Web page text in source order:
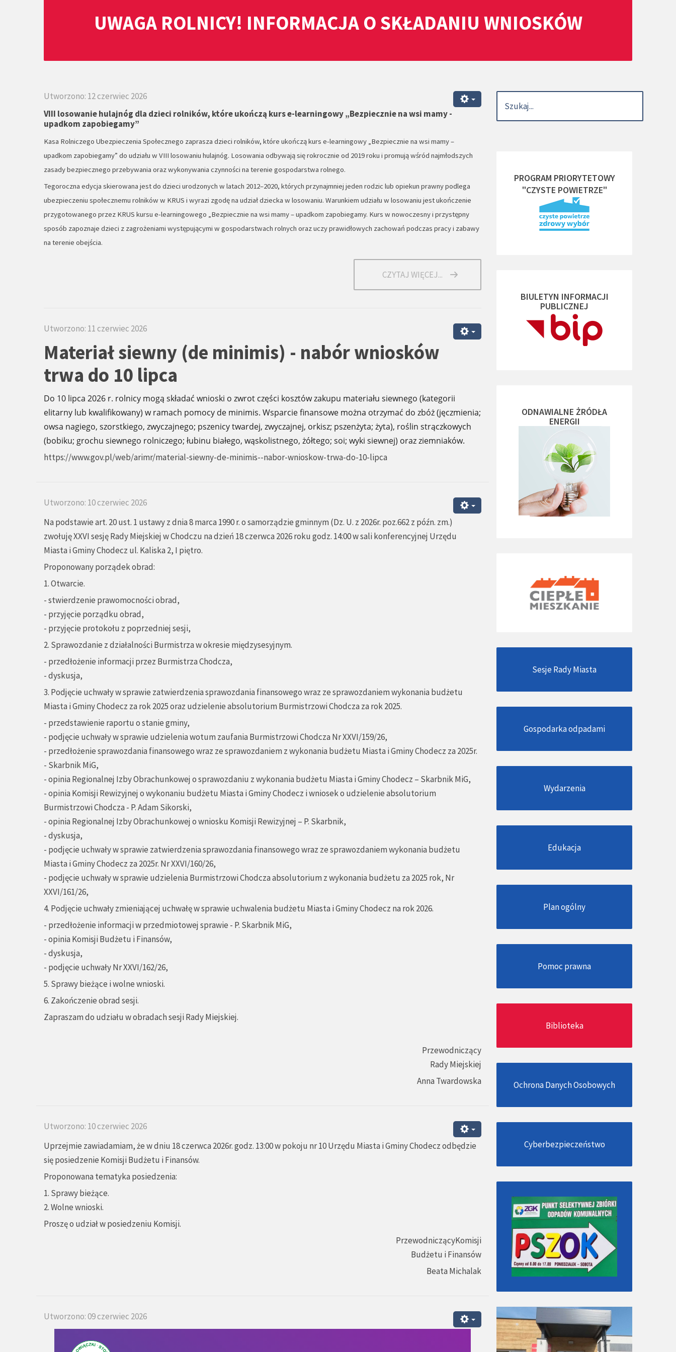
UWAGA ROLNICY! INFORMACJA O SKŁADANIU WNIOSKÓW
Utworzono: 12 czerwiec 2026
VIII losowanie hulajnóg dla dzieci rolników, które ukończą kurs e-learningowy „Bezpiecznie na wsi mamy -
upadkom zapobiegamy”
Kasa Rolniczego Ubezpieczenia Społecznego zaprasza dzieci rolników, które ukończą kurs e-learningowy „Bezpiecznie na wsi mamy –
upadkom zapobiegamy” do udziału w VIII losowaniu hulajnóg. Losowania odbywają się rokrocznie od 2019 roku i promują wśród najmłodszych
zasady bezpiecznego przebywania oraz wykonywania czynności na terenie gospodarstwa rolnego.
Tegoroczna edycja skierowana jest do dzieci urodzonych w latach 2012–2020, których przynajmniej jeden rodzic lub opiekun prawny podlega
ubezpieczeniu społecznemu rolników w KRUS i wyrazi zgodę na udział dziecka w losowaniu. Warunkiem udziału w losowaniu jest ukończenie
przygotowanego przez KRUS kursu e-learningowego „Bezpiecznie na wsi mamy – upadkom zapobiegamy. Kurs w nowoczesny i przystępny
sposób zapoznaje dzieci z zagrożeniami występującymi w gospodarstwach rolnych oraz uczy prawidłowych zachowań podczas pracy i zabawy
na terenie obejścia.
CZYTAJ WIĘCEJ...
Utworzono: 11 czerwiec 2026
Materiał siewny (de minimis) - nabór wniosków
trwa do 10 lipca
Do 10 lipca 2026 r. rolnicy mogą składać wnioski o zwrot części kosztów zakupu materiału siewnego (kategorii
elitarny lub kwalifikowany) w ramach pomocy de minimis. Wsparcie finansowe można otrzymać do zbóż (jęczmienia;
owsa nagiego, szorstkiego, zwyczajnego; pszenicy twardej, zwyczajnej, orkisz; pszenżyta; żyta), roślin strączkowych
(bobiku; grochu siewnego rolniczego; łubinu białego, wąskolistnego, żółtego; soi; wyki siewnej) oraz ziemniaków.
https://www.gov.pl/web/arimr/material-siewny-de-minimis--nabor-wnioskow-trwa-do-10-lipca
Utworzono: 10 czerwiec 2026
Na podstawie art. 20 ust. 1 ustawy z dnia 8 marca 1990 r. o samorządzie gminnym (Dz. U. z 2026r. poz.662 z późn. zm.)
zwołuję XXVI sesję Rady Miejskiej w Chodczu na dzień 18 czerwca 2026 roku godz. 14:00 w sali konferencyjnej Urzędu
Miasta i Gminy Chodecz ul. Kaliska 2, I piętro.
Proponowany porządek obrad:
1. Otwarcie.
- stwierdzenie prawomocności obrad,
- przyjęcie porządku obrad,
- przyjęcie protokołu z poprzedniej sesji,
2. Sprawozdanie z działalności Burmistrza w okresie międzysesyjnym.
- przedłożenie informacji przez Burmistrza Chodcza,
- dyskusja,
3. Podjęcie uchwały w sprawie zatwierdzenia sprawozdania finansowego wraz ze sprawozdaniem wykonania budżetu
Miasta i Gminy Chodecz za rok 2025 oraz udzielenie absolutorium Burmistrzowi Chodcza za rok 2025.
- przedstawienie raportu o stanie gminy,
- podjęcie uchwały w sprawie udzielenia wotum zaufania Burmistrzowi Chodcza Nr XXVI/159/26,
- przedłożenie sprawozdania finansowego wraz ze sprawozdaniem z wykonania budżetu Miasta i Gminy Chodecz za 2025r.
- Skarbnik MiG,
- opinia Regionalnej Izby Obrachunkowej o sprawozdaniu z wykonania budżetu Miasta i Gminy Chodecz – Skarbnik MiG,
- opinia Komisji Rewizyjnej o wykonaniu budżetu Miasta i Gminy Chodecz i wniosek o udzielenie absolutorium
Burmistrzowi Chodcza - P. Adam Sikorski,
- opinia Regionalnej Izby Obrachunkowej o wniosku Komisji Rewizyjnej – P. Skarbnik,
- dyskusja,
- podjęcie uchwały w sprawie zatwierdzenia sprawozdania finansowego wraz ze sprawozdaniem wykonania budżetu
Miasta i Gminy Chodecz za 2025r. Nr XXVI/160/26,
- podjęcie uchwały w sprawie udzielenia Burmistrzowi Chodcza absolutorium z wykonania budżetu za 2025 rok, Nr
XXVI/161/26,
4. Podjęcie uchwały zmieniającej uchwałę w sprawie uchwalenia budżetu Miasta i Gminy Chodecz na rok 2026.
- przedłożenie informacji w przedmiotowej sprawie - P. Skarbnik MiG,
- opinia Komisji Budżetu i Finansów,
- dyskusja,
- podjęcie uchwały Nr XXVI/162/26,
5. Sprawy bieżące i wolne wnioski.
6. Zakończenie obrad sesji.
Zapraszam do udziału w obradach sesji Rady Miejskiej.
Przewodniczący
Rady Miejskiej
Anna Twardowska
Utworzono: 10 czerwiec 2026
Uprzejmie zawiadamiam, że w dniu 18 czerwca 2026r. godz. 13:00 w pokoju nr 10 Urzędu Miasta i Gminy Chodecz odbędzie
się posiedzenie Komisji Budżetu i Finansów.
Proponowana tematyka posiedzenia:
1. Sprawy bieżące.
2. Wolne wnioski.
Proszę o udział w posiedzeniu Komisji.
PrzewodniczącyKomisji
Budżetu i Finansów
Beata Michalak
Utworzono: 09 czerwiec 2026
PROGRAM PRIORYTETOWY
"CZYSTE POWIETRZE"
BIULETYN INFORMACJI
PUBLICZNEJ
ODNAWIALNE ŻRÓDŁA
ENERGII
Sesje Rady Miasta
Gospodarka odpadami
Wydarzenia
Edukacja
Plan ogólny
Pomoc prawna
Biblioteka
Ochrona Danych Osobowych
Cyberbezpieczeństwo